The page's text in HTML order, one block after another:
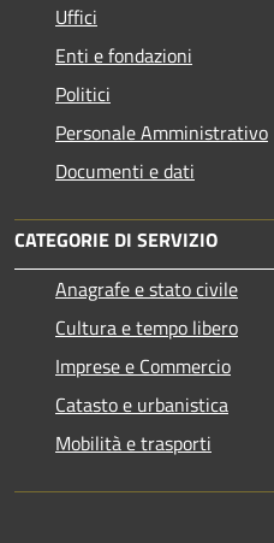
Uffici
Enti e fondazioni
Politici
Personale Amministrativo
Documenti e dati
CATEGORIE DI SERVIZIO
Anagrafe e stato civile
Cultura e tempo libero
Imprese e Commercio
Catasto e urbanistica
Mobilità e trasporti